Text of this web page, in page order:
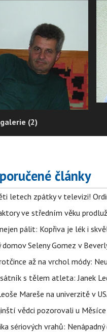
(2)
články
letech zpátky v televizi!
ve středním věku
pálit: Kopřiva je lék i
domov Seleny Gomez v
až na vrchol módy:
s tělem atleta: Janek
Mareše na univerzitě v
vědci pozorovali u
sériových vrahů: